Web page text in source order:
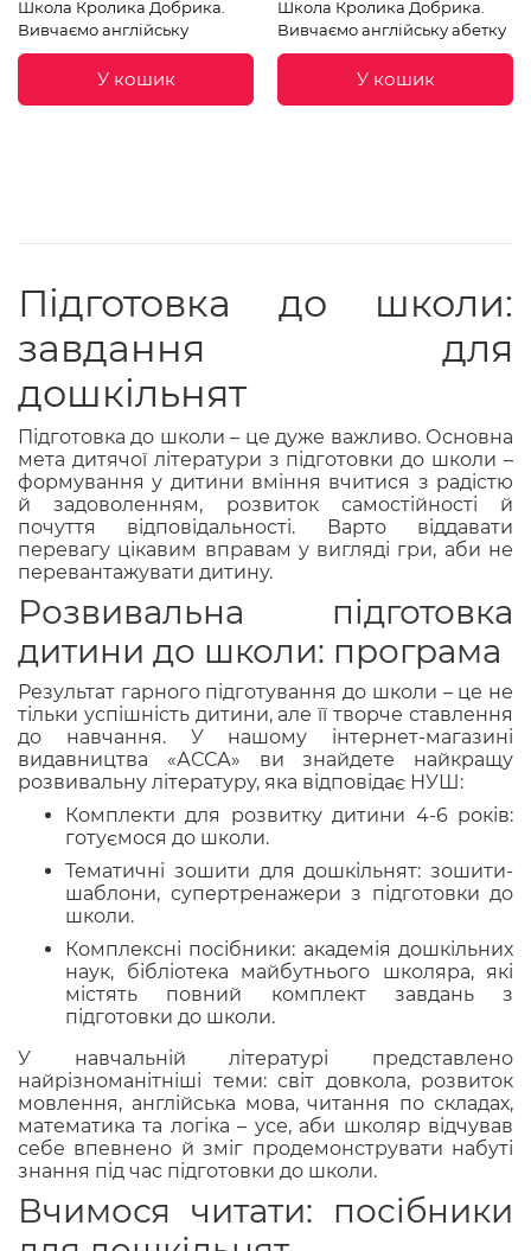
Школа Кролика Добрика.
Вивчаємо англійську
У кошик
Школа Кролика Добрика.
Вивчаємо англійську абетку
У кошик
Підготовка до школи:
завдання для
дошкільнят
Підготовка до школи – це дуже важливо. Основна
мета дитячої літератури з підготовки до школи –
формування у дитини вміння вчитися з радістю
й задоволенням, розвиток самостійності й
почуття відповідальності. Варто віддавати
перевагу цікавим вправам у вигляді гри, аби не
перевантажувати дитину.
Розвивальна підготовка
дитини до школи: програма
Результат гарного підготування до школи – це не
тільки успішність дитини, але її творче ставлення
до навчання. У нашому інтернет-магазині
видавництва «АССА» ви знайдете найкращу
розвивальну літературу, яка відповідає НУШ:
Комплекти для розвитку дитини 4-6 років:
готуємося до школи.
Тематичні зошити для дошкільнят: зошити-
шаблони, супертренажери з підготовки до
школи.
Комплексні посібники: академія дошкільних
наук, бібліотека майбутнього школяра, які
містять повний комплект завдань з
підготовки до школи.
У навчальній літературі представлено
найрізноманітніші теми: світ довкола, розвиток
мовлення, англійська мова, читання по складах,
математика та логіка – усе, аби школяр відчував
себе впевнено й зміг продемонструвати набуті
знання під час підготовки до школи.
Вчимося читати: посібники